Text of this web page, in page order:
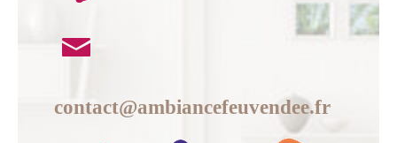
contact@ambiancefeuvendee.fr